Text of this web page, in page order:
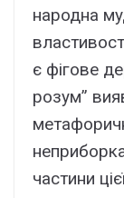
народна
є фігове
розум”
частини